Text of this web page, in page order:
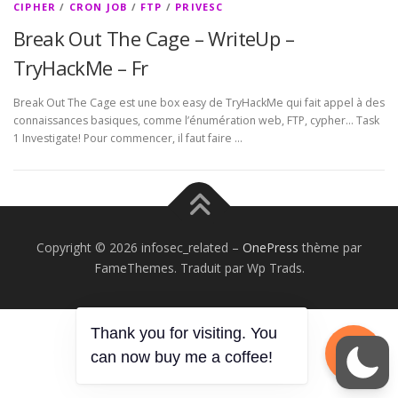
CIPHER / CRON JOB / FTP / PRIVESC
Break Out The Cage – WriteUp –
TryHackMe – Fr
Break Out The Cage est une box easy de TryHackMe qui fait appel à des
connaissances basiques, comme l’énumération web, FTP, cypher… Task
1 Investigate! Pour commencer, il faut faire …
Copyright © 2026 infosec_related – OnePress thème par
FameThemes. Traduit par Wp Trads.
Thank you for visiting. You
can now buy me a coffee!